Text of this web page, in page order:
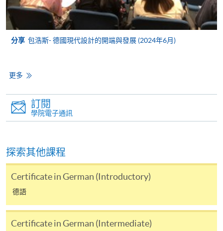
4. 網上繳費服務
大部份公開招生的課程（以先到先得形式報名）及個
別學歷頒授課程提供網上報名/註冊服務，申請人可在
付方式之外，如就讀學歷頒授課程設有網上服務，學
（Online Alipay）或轉數快（FPS）繳付學費，詳情請
參閱報名辦法 -網上報名服務
如報讀課程將在五個工作天內開課，為免郵遞延誤報
除由學院裁定的特殊情況（例如課程因報名人數不足
分享 包浩斯- 德國現代設計的開端與發展 (2024年6月)
更多
訂閱
學院電子通訊
探索其他課程
Certificate in German (Introductory)
德語
Certificate in German (Intermediate)